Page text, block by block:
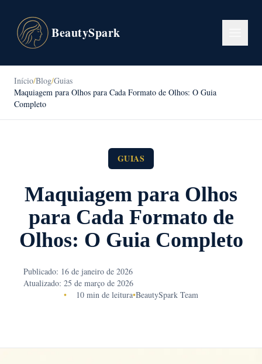
BeautySpark
Início/Blog/Guias
Maquiagem para Olhos para Cada Formato de Olhos: O Guia
Completo
GUIAS
Maquiagem para Olhos
para Cada Formato de
Olhos: O Guia Completo
Publicado: 16 de janeiro de 2026
Atualizado: 25 de março de 2026
•
10 min de leitura•BeautySpark Team